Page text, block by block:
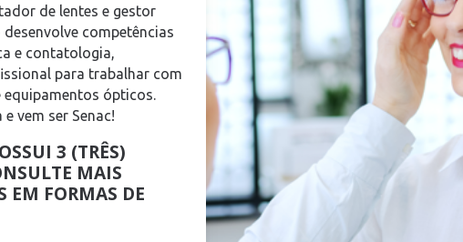
de lentes e gestor
competências
e contatologia,
para trabalhar com
equipamentos ópticos.
vem ser Senac!
3 (TRÊS)
MAIS
EM FORMAS DE